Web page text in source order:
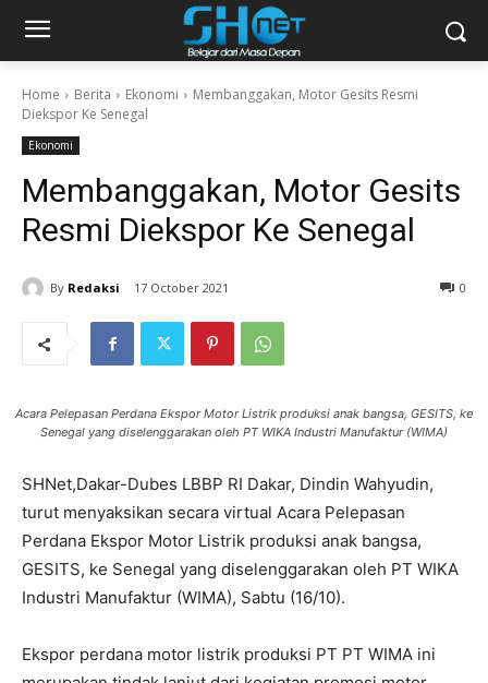
Home Berita Ekonomi
Membanggakan, Motor Gesits Resmi
Diekspor Ke Senegal
Ekonomi
Membanggakan, Motor Gesits
Resmi Diekspor Ke Senegal
By Redaksi 17 October 2021 0
Acara Pelepasan Perdana Ekspor Motor Listrik produksi anak bangsa, GESITS, ke
Senegal yang diselenggarakan oleh PT WIKA Industri Manufaktur (WIMA)
SHNet,Dakar-Dubes LBBP RI Dakar, Dindin Wahyudin,
turut menyaksikan secara virtua​​l Acara Pelepasan
Perdana Ekspor Motor Listrik produksi anak bangsa,
GESITS, ke Senegal yang diselenggarakan oleh PT WIKA
Industri Manufaktur (WIMA), Sabtu (16/10).
Ekspor perdana motor listrik produksi PT PT WIMA ini